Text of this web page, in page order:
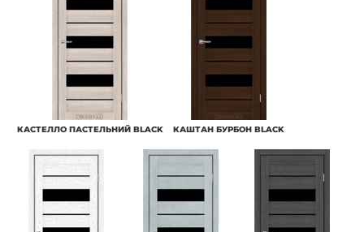
КАСТЕЛЛО ПАСТЕЛЬНИЙ BLACK КАШТАН БУРБОН BLACK